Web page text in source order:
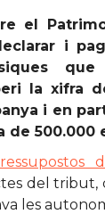
el
i
la xifra
i en
de 500.000
del tribut,
les